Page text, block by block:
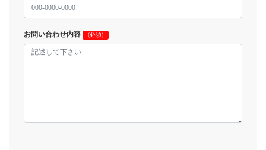
お問い合わせ内容 (必須)